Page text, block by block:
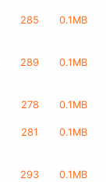
285 0.1MB
289 0.1MB
278 0.1MB
281 0.1MB
293 0.1MB